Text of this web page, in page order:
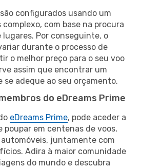
configurados usando um
com base na procura
lugares. Por conseguinte, o
durante o processo de
o melhor preço para o seu voo
assim que encontrar um
se adeque ao seu orçamento.
do eDreams Prime
eDreams Prime, pode aceder a
em centenas de voos,
juntamente com
Adira à maior comunidade
do mundo e descubra